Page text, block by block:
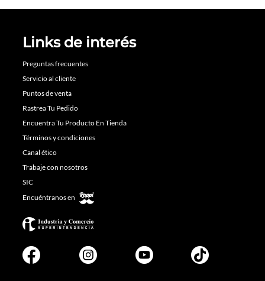
Links de interés
Preguntas frecuentes
Servicio al cliente
Puntos de venta
Rastrea Tu Pedido
Encuentra Tu Producto En Tienda
Términos y condiciones
Canal ético
Trabaje con nosotros
SIC
Encuéntranos en